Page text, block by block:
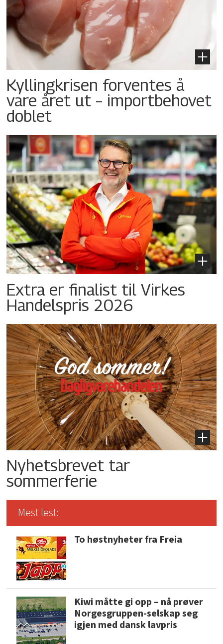
Kyllingkrisen forventes å
vare året ut – importbehovet
doblet
Extra er finalist til Virkes
Handelspris 2026
Nyhetsbrevet tar
sommerferie
Mest lest:
To høstnyheter fra Freia
Kiwi måtte gi opp – nå prøver
Norgesgruppen-selskap seg
igjen med dansk lavpris